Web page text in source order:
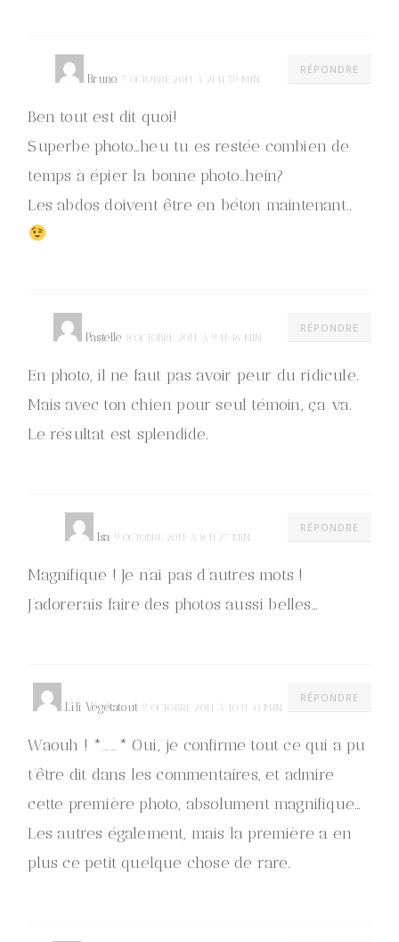
RÉPONDRE
Bruno 7 OCTOBRE 2011 À 21 H 59 MIN
Ben tout est dit quoi!
Superbe photo…heu tu es restée combien de
temps à épier la bonne photo..hein?
Les abdos doivent être en béton maintenant..
RÉPONDRE
Pastelle 8 OCTOBRE 2011 À 9 H 46 MIN
En photo, il ne faut pas avoir peur du ridicule.
Mais avec ton chien pour seul témoin, ça va.
Le résultat est splendide.
RÉPONDRE
Isa 9 OCTOBRE 2011 À 8 H 27 MIN
Magnifique ! Je n’ai pas d’autres mots !
J’adorerais faire des photos aussi belles…
RÉPONDRE
Lili Végétatout 9 OCTOBRE 2011 À 10 H 33 MIN
Waouh ! *__* Oui, je confirme tout ce qui a pu
t’être dit dans les commentaires, et admire
cette première photo, absolument magnifique…
Les autres également, mais la première a en
plus ce petit quelque chose de rare.